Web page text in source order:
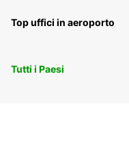
Top uffici in aeroporto
Tutti i Paesi